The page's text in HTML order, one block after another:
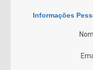
Informações